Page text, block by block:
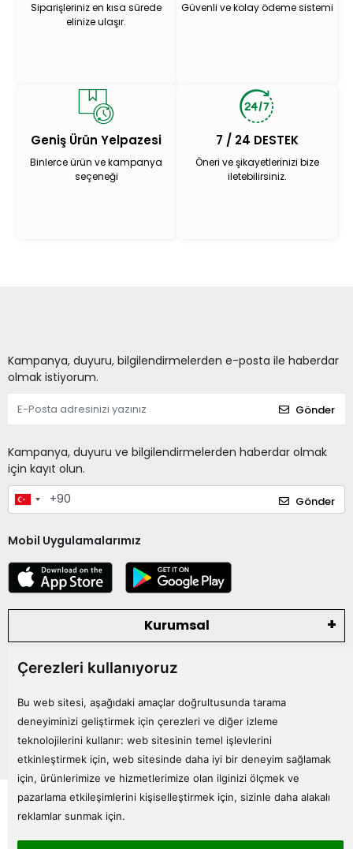
Çerezleri kullanıyoruz
Bu web sitesi, aşağıdaki amaçlar doğrultusunda tarama
deneyiminizi geliştirmek için çerezleri ve diğer izleme
teknolojilerini kullanır: web sitesinin temel işlevlerini
etkinleştirmek için, web sitesinde daha iyi bir deneyim sağlamak
için, ürünlerimize ve hizmetlerimize olan ilginizi ölçmek ve
pazarlama etkileşimlerini kişiselleştirmek için, sizinle daha alakalı
reklamlar sunmak için.
Siparişleriniz en kısa sürede
elinize ulaşır.
Güvenli ve kolay ödeme sistemi
Geniş Ürün Yelpazesi
Binlerce ürün ve kampanya
seçeneği
7 / 24 DESTEK
Öneri ve şikayetlerinizi bize
iletebilirsiniz.
Kampanya, duyuru, bilgilendirmelerden e-posta ile haberdar
olmak istiyorum.
Gönder
Kampanya, duyuru ve bilgilendirmelerden haberdar olmak
için kayıt olun.
Gönder
Mobil Uygulamalarımız
Kurumsal
Kategoriler
Bize Ulaşın
Tüm bilgileriniz 256bit SSL Sertifikası ile korunmaktadır.
© 2024